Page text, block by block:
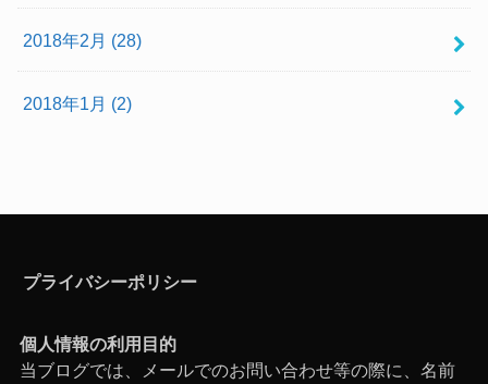
2018年2月 (28)
2018年1月 (2)
プライバシーポリシー
個人情報の利用目的
当ブログでは、メールでのお問い合わせ等の際に、名前